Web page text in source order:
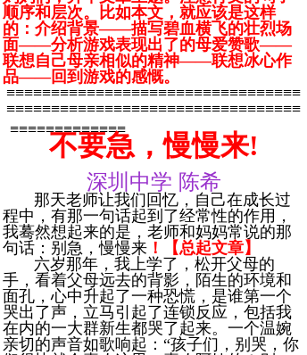
顺序和层次。比如本文，就应该是这样
的：介绍背景——描写碧血横飞的壮烈场
面——分析游戏表现出了的母爱赞歌——
联想自己母亲相似的精神——联想冰心作
品——回到游戏的感慨。
≡≡≡≡≡≡≡≡≡≡≡≡≡≡≡≡≡≡≡≡≡≡≡≡≡≡≡≡≡≡≡≡≡
≡≡≡≡≡≡≡≡≡≡≡≡≡≡≡≡≡≡≡≡≡≡≡≡≡≡≡≡≡≡≡≡≡
≡≡≡≡≡≡≡≡≡≡≡≡≡
不要急，慢慢来!
深圳中学 陈希
那天老师让我们回忆，自己在成长过
程中，有那一句话起到了经常性的作用，
我蓦然想起来的是，老师和妈妈常说的那
句话：别急，慢慢来 ！【总起文章】
六岁那年，我上学了，松开父母的
手，看着父母远去的背影，陌生的环境和
面孔，心中升起了一种恐慌，是谁第一个
哭出了声，立马引起了连锁反应，包括我
在内的一大群新生都哭了起来。一个温婉
亲切的声音如歌响起：“孩子们，别哭，你